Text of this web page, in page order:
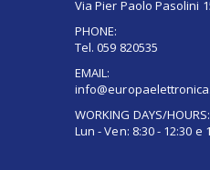
Via Pier Paolo Pasolini
PHONE:
Tel. 059 820535
EMAIL:
WORKING DAYS/HOURS:
Lun - Ven: 8:30 - 12:30 e